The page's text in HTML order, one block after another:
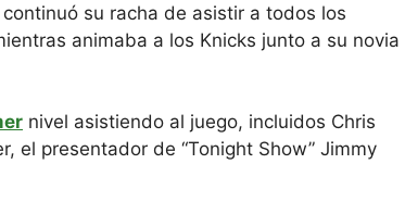
su racha de asistir a todos los
animaba a los Knicks junto a su novia
nivel asistiendo al juego, incluidos Chris
el presentador de “Tonight Show” Jimmy